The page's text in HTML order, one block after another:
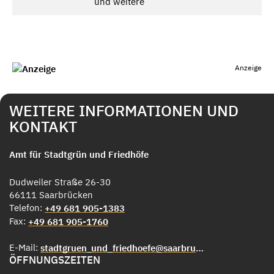
Anzeige
WEITERE INFORMATIONEN UND
KONTAKT
Amt für Stadtgrün und Friedhöfe
Dudweiler Straße 26-30
66111 Saarbrücken
Telefon: +49 681 905-1383
Fax: +49 681 905-1760
E-Mail: stadtgruen_und_friedhoefe@saarbruecken.de
ÖFFNUNGSZEITEN